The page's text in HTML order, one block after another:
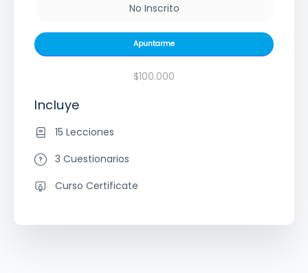
No Inscrito
Apuntarme
$100.000
Incluye
15 Lecciones
3 Cuestionarios
Curso Certificate